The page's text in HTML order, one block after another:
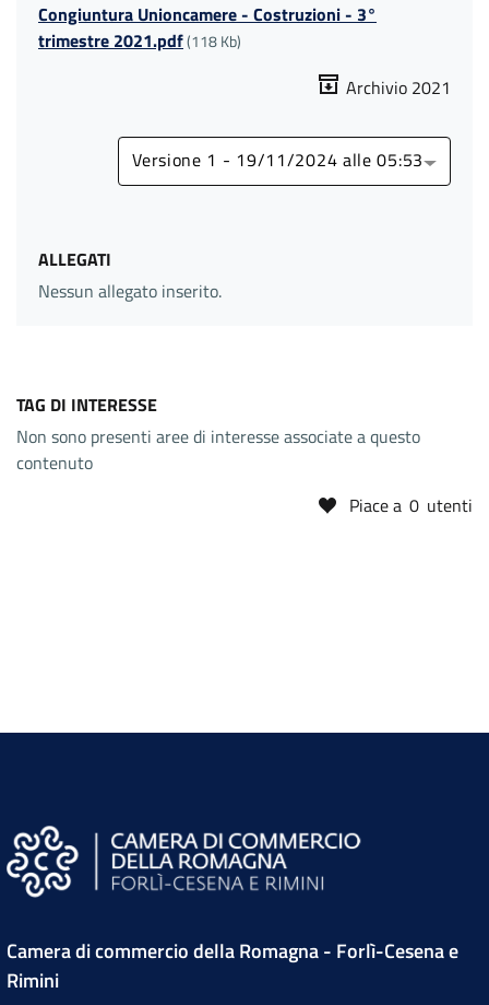
Congiuntura Unioncamere - Costruzioni - 3°
trimestre 2021.pdf(118 Kb)
Archivio 2021
Versione 1 - 19/11/2024 alle 05:53
ALLEGATI
Nessun allegato inserito.
TAG DI INTERESSE
Non sono presenti aree di interesse associate a questo
contenuto
Piace a 0 utenti
Camera di commercio della Romagna - Forlì-Cesena e
Rimini